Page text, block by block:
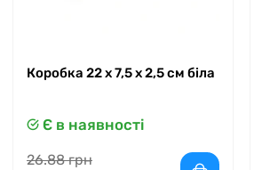
Коробка 22 x 7,5 x 2,5 см біла
Є в наявності
26.88 грн